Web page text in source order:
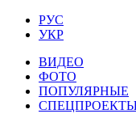
РУС
УКР
ВИДЕО
ФОТО
ПОПУЛЯРНЫЕ